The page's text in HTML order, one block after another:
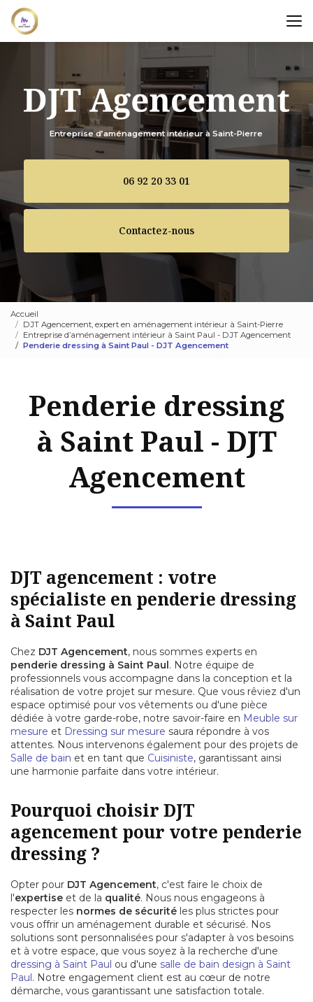
Aller
au
contenu
principal
Entreprise d’aménagement intérieur à Saint-Pierre
06 92 20 33 01
Contactez-nous
Accueil
DJT Agencement, expert en aménagement intérieur à Saint-Pierre
Entreprise d’aménagement intérieur à Saint Paul - DJT Agencement
Penderie dressing à Saint Paul - DJT Agencement
Penderie dressing
à Saint Paul - DJT
Agencement
DJT agencement : votre
spécialiste en penderie dressing
à Saint Paul
Chez DJT Agencement, nous sommes experts en
penderie dressing à Saint Paul. Notre équipe de
professionnels vous accompagne dans la conception et la
réalisation de votre projet sur mesure. Que vous rêviez d'un
espace optimisé pour vos vêtements ou d'une pièce
dédiée à votre garde-robe, notre savoir-faire en Meuble sur
mesure et Dressing sur mesure saura répondre à vos
attentes. Nous intervenons également pour des projets de
Salle de bain et en tant que Cuisiniste, garantissant ainsi
une harmonie parfaite dans votre intérieur.
Pourquoi choisir DJT
agencement pour votre penderie
dressing ?
Opter pour DJT Agencement, c'est faire le choix de
l'expertise et de la qualité. Nous nous engageons à
respecter les normes de sécurité les plus strictes pour
vous offrir un aménagement durable et sécurisé. Nos
solutions sont personnalisées pour s'adapter à vos besoins
et à votre espace, que vous soyez à la recherche d'une
dressing à Saint Paul ou d'une salle de bain design à Saint
Paul. Notre engagement client est au cœur de notre
démarche, vous garantissant une satisfaction totale.